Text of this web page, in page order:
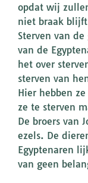
opdat wij
niet braak
Sterven van
van de
het over
sterven van
Hier hebben
ze te sterven
De broers van
ezels. De
Egyptenaren
van geen